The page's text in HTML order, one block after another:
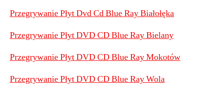
Przegrywanie Płyt Dvd Cd Blue Ray Białołęka
Przegrywanie Płyt DVD CD Blue Ray Bielany
Przegrywanie Płyt DVD CD Blue Ray Mokotów
Przegrywanie Płyt DVD CD Blue Ray Wola